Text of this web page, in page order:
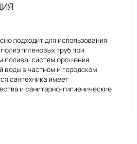
подходит для использования
труб при
полива, систем орошения,
воды в частном и городском
сантехника имеет
и санитарно-гигиенические